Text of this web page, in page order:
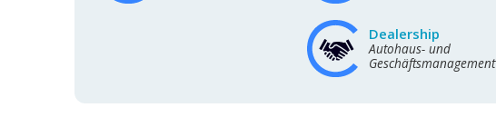
Dealership
Autohaus- und
Geschäftsmanagement